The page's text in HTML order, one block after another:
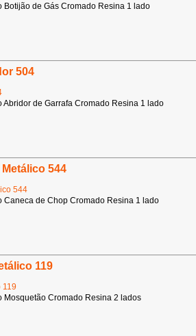
de Gás Cromado Resina 1 lado
504
de Garrafa Cromado Resina 1 lado
544
de Chop Cromado Resina 1 lado
119
Cromado Resina 2 lados